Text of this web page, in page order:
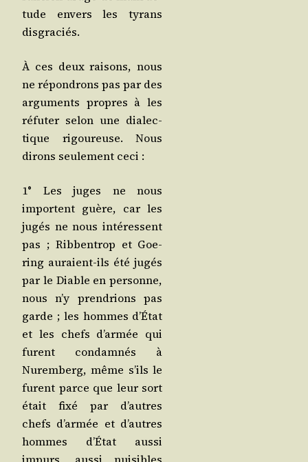
tude envers les tyrans
disgraciés.
À ces deux rai­sons, nous
ne répon­drons pas par des
argu­ments propres à les
réfu­ter selon une dia­lec­
tique rigou­reuse. Nous
dirons seule­ment ceci :
1° Les juges ne nous
importent guère, car les
jugés ne nous inté­ressent
pas ; Rib­ben­trop et Goe­
ring auraient-ils été jugés
par le Diable en per­sonne,
nous n’y pren­drions pas
garde ; les hommes d’É­tat
et les chefs d’ar­mée qui
furent condam­nés à
Nurem­berg, même s’ils le
furent parce que leur sort
était fixé par d’autres
chefs d’ar­mée et d’autres
hommes d’É­tat aus­si